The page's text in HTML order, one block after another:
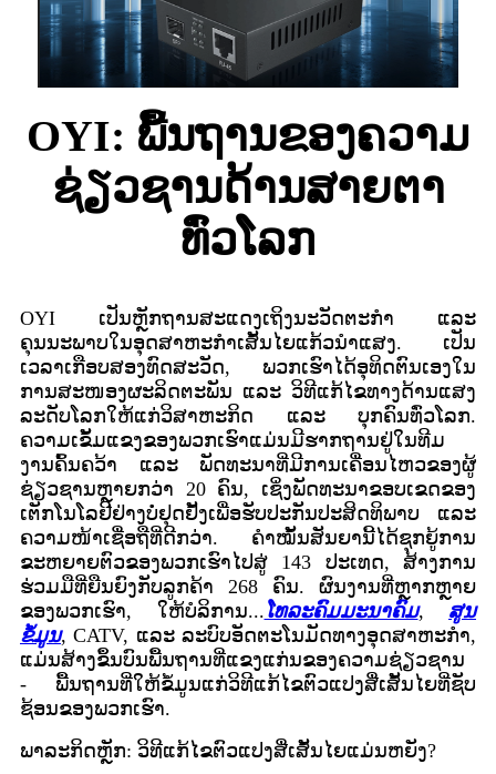
OYI: ພື້ນຖານຂອງຄວາມ
ຊ່ຽວຊານດ້ານສາຍຕາ
ທົ່ວໂລກ
OYI ເປັນຫຼັກຖານສະແດງເຖິງນະວັດຕະກໍາ ແລະ
ຄຸນນະພາບໃນອຸດສາຫະກໍາເສັ້ນໄຍແກ້ວນໍາແສງ. ເປັນ
ເວລາເກືອບສອງທົດສະວັດ, ພວກເຮົາໄດ້ອຸທິດຕົນເອງໃນ
ການສະໜອງຜະລິດຕະພັນ ແລະ ວິທີແກ້ໄຂທາງດ້ານແສງ
ລະດັບໂລກໃຫ້ແກ່ວິສາຫະກິດ ແລະ ບຸກຄົນທົ່ວໂລກ.
ຄວາມເຂັ້ມແຂງຂອງພວກເຮົາແມ່ນມີຮາກຖານຢູ່ໃນທີມ
ງານຄົ້ນຄວ້າ ແລະ ພັດທະນາທີ່ມີການເຄື່ອນໄຫວຂອງຜູ້
ຊ່ຽວຊານຫຼາຍກວ່າ 20 ຄົນ, ເຊິ່ງພັດທະນາຂອບເຂດຂອງ
ເຕັກໂນໂລຢີຢ່າງບໍ່ຢຸດຢັ້ງເພື່ອຮັບປະກັນປະສິດທິພາບ ແລະ
ຄວາມໜ້າເຊື່ອຖືທີ່ດີກວ່າ. ຄໍາໝັ້ນສັນຍານີ້ໄດ້ຊຸກຍູ້ການ
ຂະຫຍາຍຕົວຂອງພວກເຮົາໄປສູ່ 143 ປະເທດ, ສ້າງການ
ຮ່ວມມືທີ່ຍືນຍົງກັບລູກຄ້າ 268 ຄົນ. ຜົນງານທີ່ຫຼາກຫຼາຍ
ຂອງພວກເຮົາ, ໃຫ້ບໍລິການ... ໂທລະຄົມມະນາຄົມ, ສູນ
ຂໍ້ມູນ, CATV, ແລະ ລະບົບອັດຕະໂນມັດທາງອຸດສາຫະກໍາ,
ແມ່ນສ້າງຂຶ້ນບົນພື້ນຖານທີ່ແຂງແກ່ນຂອງຄວາມຊ່ຽວຊານ
- ພື້ນຖານທີ່ໃຫ້ຂໍ້ມູນແກ່ວິທີແກ້ໄຂຕົວແປງສື່ເສັ້ນໄຍທີ່ຊັບ
ຊ້ອນຂອງພວກເຮົາ.
ພາລະກິດຫຼັກ: ວິທີແກ້ໄຂຕົວແປງສື່ເສັ້ນໄຍແມ່ນຫຍັງ?